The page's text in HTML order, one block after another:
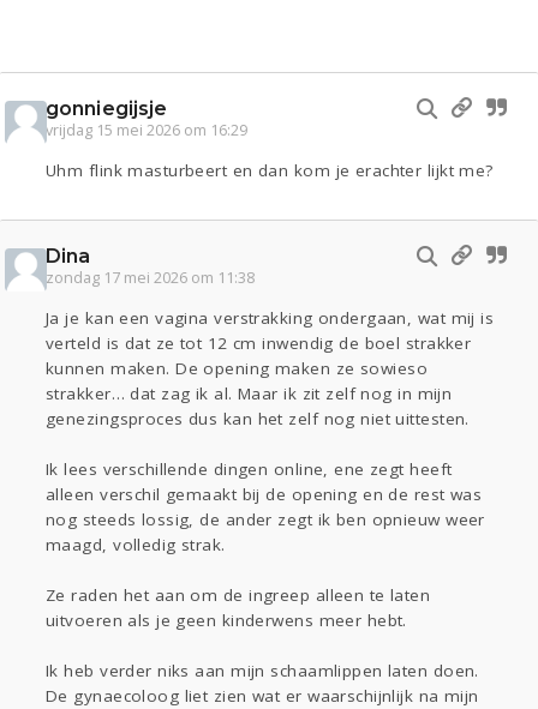
gonniegijsje
vrijdag 15 mei 2026 om 16:29
Uhm flink masturbeert en dan kom je erachter lijkt me?
Dina
zondag 17 mei 2026 om 11:38
Ja je kan een vagina verstrakking ondergaan, wat mij is
verteld is dat ze tot 12 cm inwendig de boel strakker
kunnen maken. De opening maken ze sowieso
strakker… dat zag ik al. Maar ik zit zelf nog in mijn
genezingsproces dus kan het zelf nog niet uittesten.
Ik lees verschillende dingen online, ene zegt heeft
alleen verschil gemaakt bij de opening en de rest was
nog steeds lossig, de ander zegt ik ben opnieuw weer
maagd, volledig strak.
Ze raden het aan om de ingreep alleen te laten
uitvoeren als je geen kinderwens meer hebt.
Ik heb verder niks aan mijn schaamlippen laten doen.
De gynaecoloog liet zien wat er waarschijnlijk na mijn